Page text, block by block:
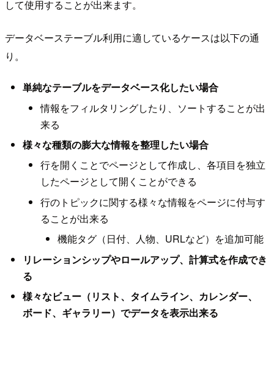
して使用することが出来ます。
データベーステーブル利用に適しているケースは以下の通
り。
単純なテーブルをデータベース化したい場合
情報をフィルタリングしたり、ソートすることが出
来る
様々な種類の膨大な情報を整理したい場合
行を開くことでページとして作成し、各項目を独立
したページとして開くことができる
行のトピックに関する様々な情報をページに付与す
ることが出来る
機能タグ（日付、人物、URLなど）を追加可能
リレーションシップやロールアップ、計算式を作成でき
る
様々なビュー（リスト、タイムライン、カレンダー、
ボード、ギャラリー）でデータを表示出来る